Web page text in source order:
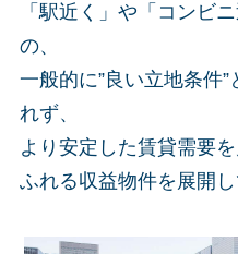
「駅近く」や「コンビ
の、
一般的に”良い立地条件
れず、
より安定した賃貸需要
ふれる収益物件を展開し